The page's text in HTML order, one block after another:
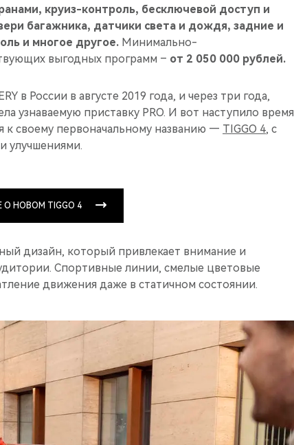
круиз-контроль, бесключевой доступ и
багажника, датчики света и дождя, задние и
и многое другое. Минимально-
выгодных программ – от 2 050 000 рублей.
в России в августе 2019 года, и через три года,
узнаваемую приставку PRO. И вот наступило время
к своему первоначальному названию — TIGGO 4, с
улучшениями.
НОВОМ TIGGO 4
дизайн, который привлекает внимание и
Спортивные линии, смелые цветовые
движения даже в статичном состоянии.